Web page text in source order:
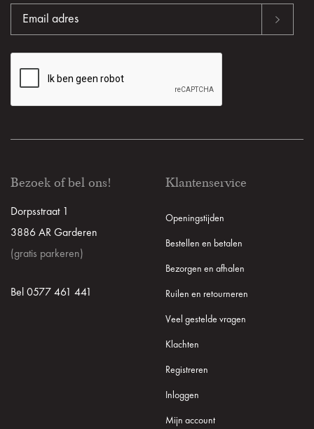
Bezoek of bel ons!
Dorpsstraat 1
3886 AR Garderen
(gratis parkeren)
Bel 0577 461 441
Klantenservice
Openingstijden
Bestellen en betalen
Bezorgen en afhalen
Ruilen en retourneren
Veel gestelde vragen
Klachten
Registreren
Inloggen
Mijn account